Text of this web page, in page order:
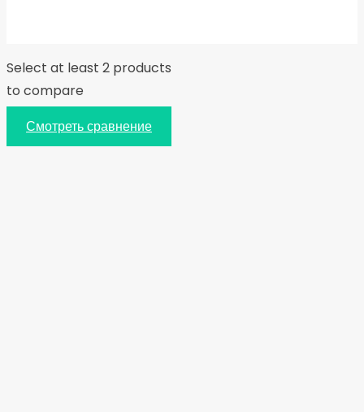
Select at least 2 products
to compare
Смотреть сравнение